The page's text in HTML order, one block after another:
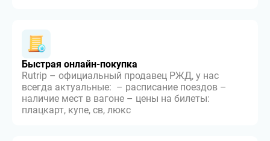
Быстрая онлайн-покупка
Rutrip – официальный продавец РЖД, у нас
всегда актуальные: – расписание поездов –
наличие мест в вагоне – цены на билеты:
плацкарт, купе, св, люкс